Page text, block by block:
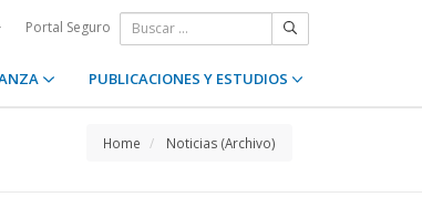
Portal Seguro
PUBLICACIONES Y ESTUDIOS
Home Noticias (Archivo)